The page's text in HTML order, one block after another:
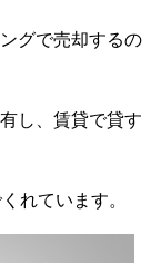
グで売却するの
し、賃貸で貸す
れています。